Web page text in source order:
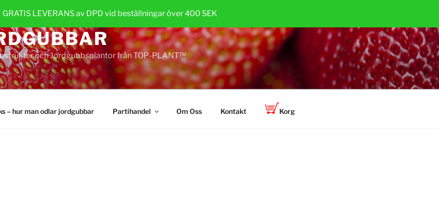
GRATIS LEVERANS av DPD vid beställningar över 400 SEK
och Jordgubbsplantor från TOP-PLANT™
– hur man odlar jordgubbar Partihandel Om Oss Kontakt Korg